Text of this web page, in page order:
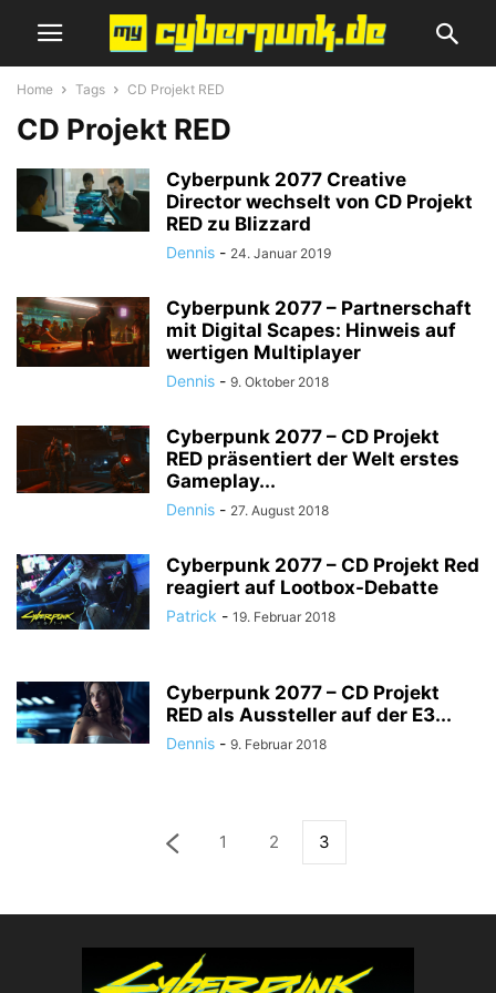
Home Tags CD Projekt RED
CD Projekt RED
Cyberpunk 2077 Creative
Director wechselt von CD Projekt
RED zu Blizzard
Dennis - 24. Januar 2019
Cyberpunk 2077 – Partnerschaft
mit Digital Scapes: Hinweis auf
wertigen Multiplayer
Dennis - 9. Oktober 2018
Cyberpunk 2077 – CD Projekt
RED präsentiert der Welt erstes
Gameplay...
Dennis - 27. August 2018
Cyberpunk 2077 – CD Projekt Red
reagiert auf Lootbox-Debatte
Patrick - 19. Februar 2018
Cyberpunk 2077 – CD Projekt
RED als Aussteller auf der E3...
Dennis - 9. Februar 2018
1 2 3